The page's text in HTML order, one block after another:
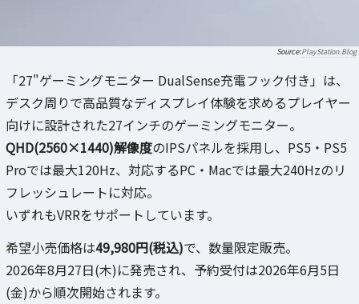
PlayStation.Blog
「27"ゲーミングモニター DualSense充電フック付き」は、
デスク周りで高品質なディスプレイ体験を求めるプレイヤー
向けに設計された27インチのゲーミングモニター。
QHD(2560×1440)解像度のIPSパネルを採用し、PS5・PS5
Proでは最大120Hz、対応するPC・Macでは最大240Hzのリ
フレッシュレートに対応。
いずれもVRRをサポートしています。
希望小売価格は49,980円(税込)で、数量限定販売。
2026年8月27日(木)に発売され、予約受付は2026年6月5日
(金)から順次開始されます。